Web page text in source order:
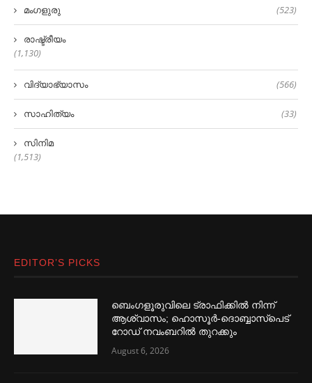
മംഗളുരു (523)
രാഷ്ട്രീയം
(1,130)
വിദ്യാഭ്യാസം (566)
സാഹിത്യം (33)
സിനിമ
(1,513)
EDITOR’S PICKS
ബെംഗളൂരുവിലെ ട്രാഫിക്കില്‍ നിന്ന്
ആശ്വാസം; ഹൊസൂര്‍-ദൊബ്ബാസ്പെട്
റോഡ് നവംബറില്‍ തുറക്കും
August 6, 2026